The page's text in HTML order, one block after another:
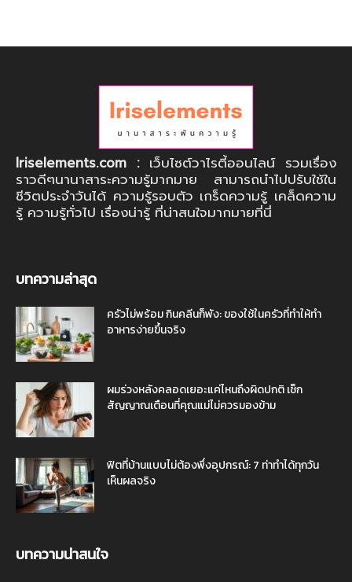
Iriselements.com : เว็บไซต์วาไรตี้ออนไลน์ รวมเรื่อง
ราวดีๆนานาสาระความรู้มากมาย สามารถนำไปปรับใช้ใน
ชีวิตประจำวันได้ ความรู้รอบตัว เกร็ดความรู้ เคล็ดความ
รู้ ความรู้ทั่วไป เรื่องน่ารู้ ที่น่าสนใจมากมายที่นี่
บทความล่าสุด
ครัวไม่พร้อม กินคลีนก็พัง: ของใช้ในครัวที่ทำให้ทำ
อาหารง่ายขึ้นจริง
ผมร่วงหลังคลอดเยอะแค่ไหนถึงผิดปกติ เช็ก
สัญญาณเตือนที่คุณแม่ไม่ควรมองข้าม
ฟิตที่บ้านแบบไม่ต้องพึ่งอุปกรณ์: 7 ท่าทำได้ทุกวัน
เห็นผลจริง
บทความน่าสนใจ